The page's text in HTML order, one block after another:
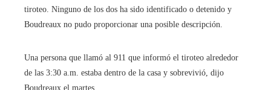
tiroteo. Ninguno de los dos ha sido identificado o detenido y
Boudreaux no pudo proporcionar una posible descripción.
Una persona que llamó al 911 que informó el tiroteo alrededor
de las 3:30 a.m. estaba dentro de la casa y sobrevivió, dijo
Boudreaux el martes.